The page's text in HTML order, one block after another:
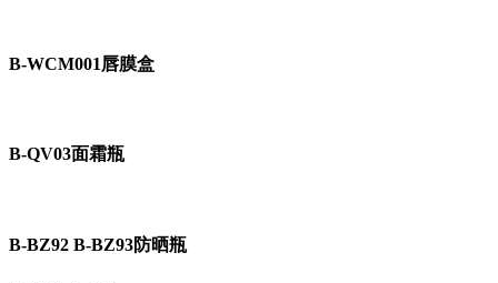
B-WCM001唇膜盒
B-QV03面霜瓶
B-BZ92 B-BZ93防晒瓶